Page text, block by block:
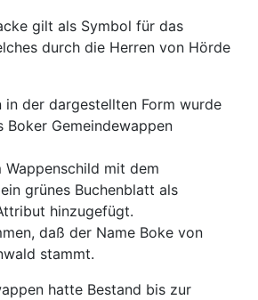
gilt als Symbol für das
durch die Herren von Hörde
in der dargestellten Form wurde
Boker Gemeindewappen
mit dem
grünes Buchenblatt als
hinzugefügt.
daß der Name Boke von
stammt.
hatte Bestand bis zur